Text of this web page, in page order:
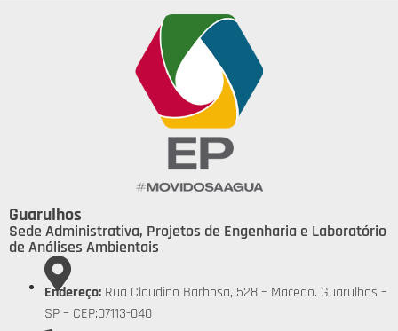
Guarulhos
Sede Administrativa, Projetos de Engenharia e Laboratório
de Análises Ambientais
Endereço: Rua Claudino Barbosa, 528 – Macedo. Guarulhos –
SP – CEP:07113-040